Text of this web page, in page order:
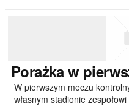
Porażkaw
W pierwszym meczu
własnym stadionie